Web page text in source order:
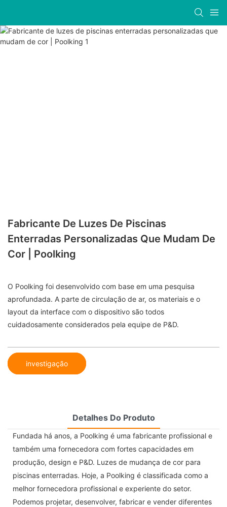
Fabricante De Luzes De Piscinas
Enterradas Personalizadas Que Mudam De
Cor | Poolking
O Poolking foi desenvolvido com base em uma pesquisa
aprofundada. A parte de circulação de ar, os materiais e o
layout da interface com o dispositivo são todos
cuidadosamente considerados pela equipe de P&D.
investigação
Detalhes Do Produto
Fundada há anos, a Poolking é uma fabricante profissional e
também uma fornecedora com fortes capacidades em
produção, design e P&D. Luzes de mudança de cor para
piscinas enterradas. Hoje, a Poolking é classificada como a
melhor fornecedora profissional e experiente do setor.
Podemos projetar, desenvolver, fabricar e vender diferentes